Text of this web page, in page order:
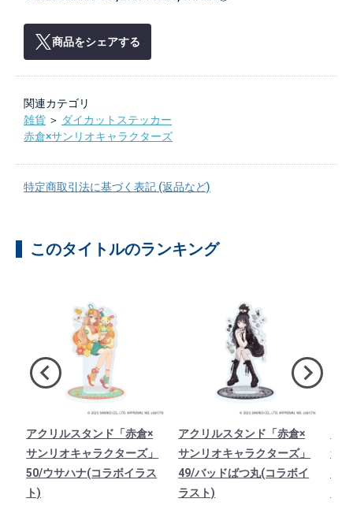
商品をシェアする
関連カテゴリ
雑貨 ＞ ダイカットステッカー
赤倉×サンリオキャラクターズ
特定商取引法に基づく表記 (返品など)
このタイトルのランキング
アクリルスタンド「赤倉×
サンリオキャラクターズ」
50/ウサハナ(コラボイラス
ト)
アクリルスタンド「赤倉×
サンリオキャラクターズ」
49/バッドばつ丸(コラボイ
ラスト)
サ